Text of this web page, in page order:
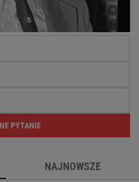
PYTANIE
NAJNOWSZE